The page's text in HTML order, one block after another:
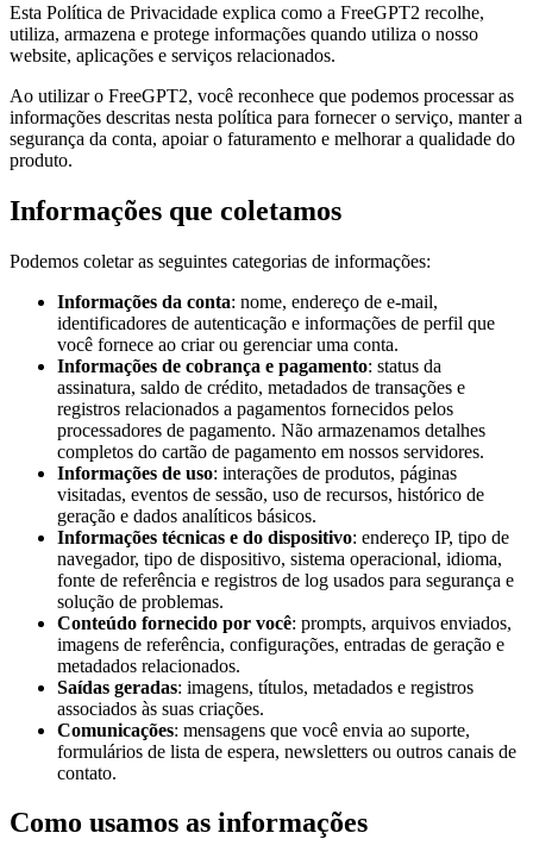
Esta Política de Privacidade explica como a FreeGPT2 recolhe,
utiliza, armazena e protege informações quando utiliza o nosso
website, aplicações e serviços relacionados.
Ao utilizar o FreeGPT2, você reconhece que podemos processar as
informações descritas nesta política para fornecer o serviço, manter a
segurança da conta, apoiar o faturamento e melhorar a qualidade do
produto.
Informações que coletamos
Podemos coletar as seguintes categorias de informações:
Informações da conta: nome, endereço de e-mail,
identificadores de autenticação e informações de perfil que
você fornece ao criar ou gerenciar uma conta.
Informações de cobrança e pagamento: status da
assinatura, saldo de crédito, metadados de transações e
registros relacionados a pagamentos fornecidos pelos
processadores de pagamento. Não armazenamos detalhes
completos do cartão de pagamento em nossos servidores.
Informações de uso: interações de produtos, páginas
visitadas, eventos de sessão, uso de recursos, histórico de
geração e dados analíticos básicos.
Informações técnicas e do dispositivo: endereço IP, tipo de
navegador, tipo de dispositivo, sistema operacional, idioma,
fonte de referência e registros de log usados ​​para segurança e
solução de problemas.
Conteúdo fornecido por você: prompts, arquivos enviados,
imagens de referência, configurações, entradas de geração e
metadados relacionados.
Saídas geradas: imagens, títulos, metadados e registros
associados às suas criações.
Comunicações: mensagens que você envia ao suporte,
formulários de lista de espera, newsletters ou outros canais de
contato.
Como usamos as informações